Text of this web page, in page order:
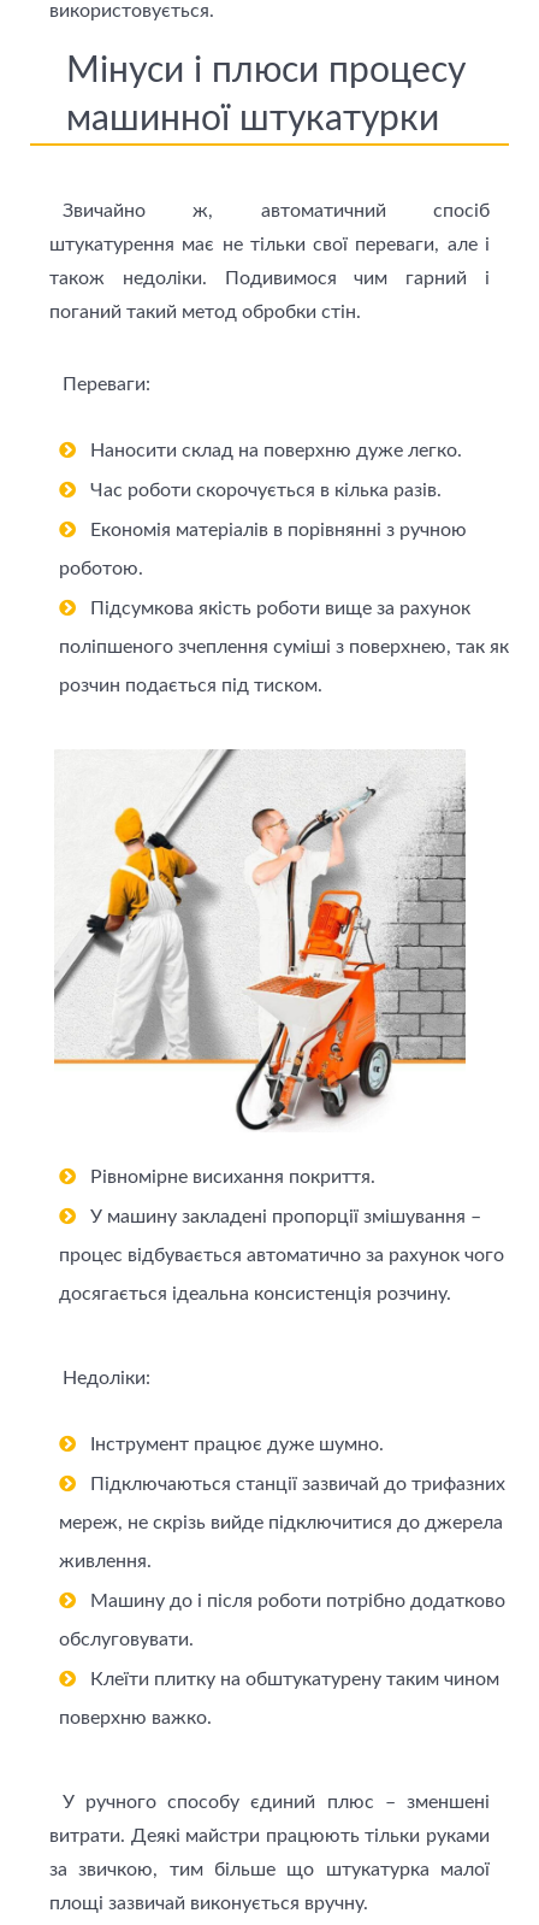
використовується.
Мінуси і плюси процесу
машинної штукатурки
Звичайно ж, автоматичний спосіб
штукатурення має не тільки свої переваги, але і
також недоліки. Подивимося чим гарний і
поганий такий метод обробки стін.
Переваги:
Наносити склад на поверхню дуже легко.
Час роботи скорочується в кілька разів.
Економія матеріалів в порівнянні з ручною
роботою.
Підсумкова якість роботи вище за рахунок
поліпшеного зчеплення суміші з поверхнею, так як
розчин подається під тиском.
Рівномірне висихання покриття.
У машину закладені пропорції змішування –
процес відбувається автоматично за рахунок чого
досягається ідеальна консистенція розчину.
Недоліки:
Інструмент працює дуже шумно.
Підключаються станції зазвичай до трифазних
мереж, не скрізь вийде підключитися до джерела
живлення.
Машину до і після роботи потрібно додатково
обслуговувати.
Клеїти плитку на обштукатурену таким чином
поверхню важко.
У ручного способу єдиний плюс – зменшені
витрати. Деякі майстри працюють тільки руками
за звичкою, тим більше що штукатурка малої
площі зазвичай виконується вручну.